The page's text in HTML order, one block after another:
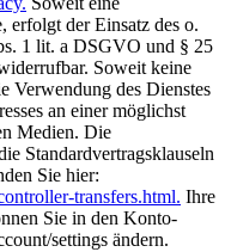
der Einsatz des o.
1 lit. a DSGVO und § 25
Soweit keine
Verwendung des Dienstes
an einer möglichst
Medien. Die
Standardvertragsklauseln
Sie hier:
transfers.html. Ihre
Sie in den Konto-
settings ändern.